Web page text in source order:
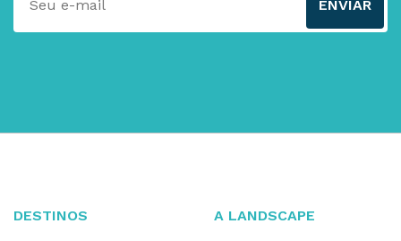
ENVIAR
DESTINOS A LANDSCAPE